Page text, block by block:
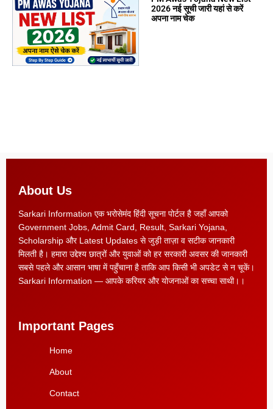
2026 नई सूची जारी यहां से करें
अपना नाम चेक
About Us
Sarkari Information एक भरोसेमंद हिंदी सूचना पोर्टल है जहाँ आपको
Government Jobs, Admit Card, Result, Sarkari Yojana,
Scholarship और Latest Updates से जुड़ी ताज़ा व सटीक जानकारी
मिलती है। हमारा उद्देश्य छात्रों और युवाओं को हर सरकारी अवसर की जानकारी
सबसे पहले और आसान भाषा में पहुँचाना है ताकि आप किसी भी अपडेट से न चूकें।
Sarkari Information — आपके करियर और योजनाओं का सच्चा साथी।।
Important Pages
Home
About
Contact